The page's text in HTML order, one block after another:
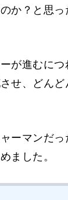
か？と思っ
が進むにつ
せ、どん
ーマンだっ
ました。